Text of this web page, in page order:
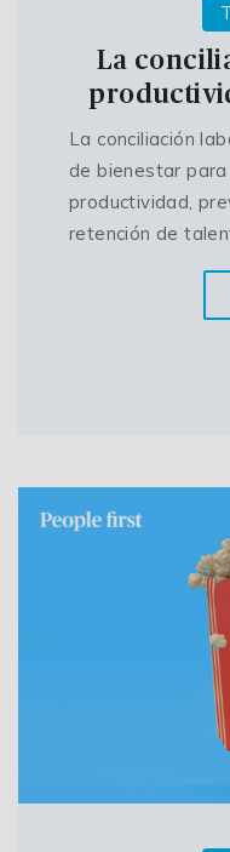
La
La conciliación
de bienestar
productividad,
retención de